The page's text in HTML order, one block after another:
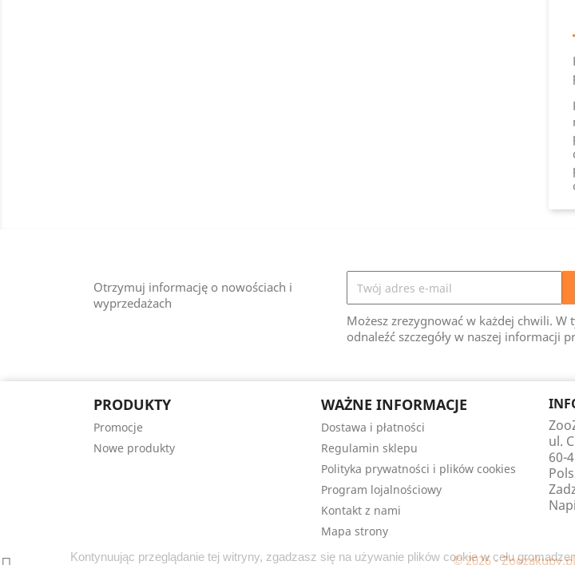
Otrzymuj informację o nowościach i
wyprzedażach
Możesz zrezygnować w każdej chwili. W
odnaleźć szczegóły w naszej informacji
PRODUKTY
Promocje
Nowe produkty
WAŻNE INFORMACJE
Dostawa i płatności
Regulamin sklepu
Polityka prywatności i plików cookies
Program lojalnościowy
Kontakt z nami
Mapa strony
ul.
60-
Kontynuując przeglądanie tej witryny, zgadzasz się na używanie plików cookie w celu
© 2026 -